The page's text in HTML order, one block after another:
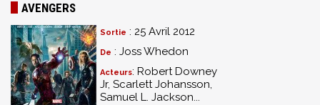
AVENGERS
Sortie : 25 Avril 2012
De : Joss Whedon
Acteurs: Robert Downey
Jr, Scarlett Johansson,
Samuel L. Jackson...